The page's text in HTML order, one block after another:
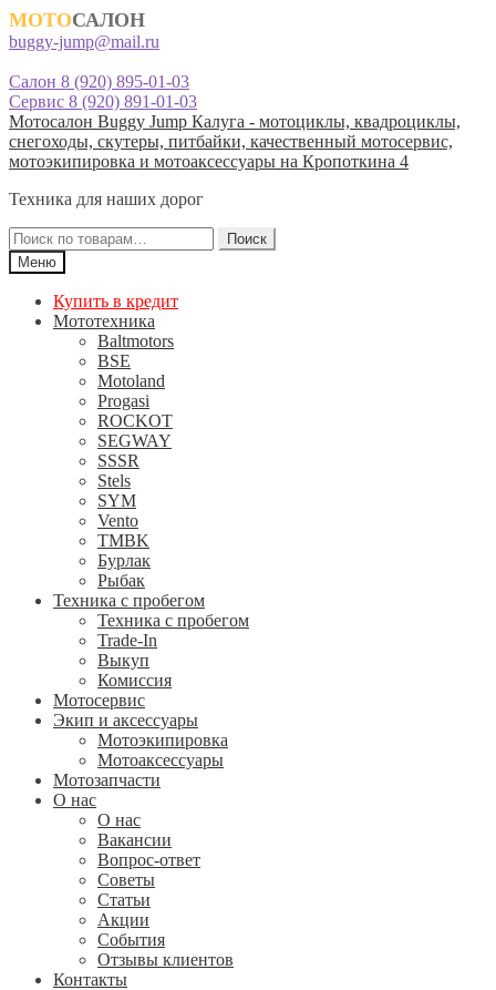
МОТОСАЛОН
buggy-jump@mail.ru
Салон 8 (920) 895-01-03
Сервис 8 (920) 891-01-03
Перейти
к
навигации
Перейти
к
содержимому
Мотосалон Buggy Jump Калуга - мотоциклы, квадроциклы,
снегоходы, скутеры, питбайки, качественный мотосервис,
мотоэкипировка и мотоаксессуары на Кропоткина 4
Техника для наших дорог
Искать:
Поиск
Меню
Купить в кредит
Мототехника
Baltmotors
BSE
Motoland
Progasi
ROCKOT
SEGWAY
SSSR
Stels
SYM
Vento
TMBK
Бурлак
Рыбак
Техника с пробегом
Техника с пробегом
Trade-In
Выкуп
Комиссия
Мотосервис
Экип и аксессуары
Мотоэкипировка
Мотоаксессуары
Мотозапчасти
О нас
О нас
Вакансии
Вопрос-ответ
Советы
Статьи
Акции
События
Отзывы клиентов
Контакты